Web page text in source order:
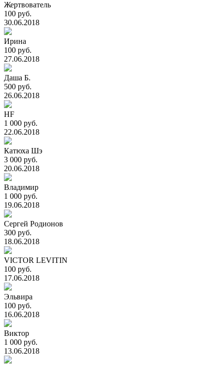
Жертвователь
100 руб.
30.06.2018
Ирина
100 руб.
27.06.2018
Даша Б.
500 руб.
26.06.2018
HF
1 000 руб.
22.06.2018
Катюха Шэ
3 000 руб.
20.06.2018
Владимир
1 000 руб.
19.06.2018
Сергей Родионов
300 руб.
18.06.2018
VICTOR LEVITIN
100 руб.
17.06.2018
Эльвира
100 руб.
16.06.2018
Виктор
1 000 руб.
13.06.2018